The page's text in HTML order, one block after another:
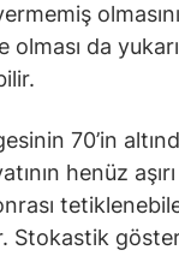
olması da
70’in
henüz
Stokastik